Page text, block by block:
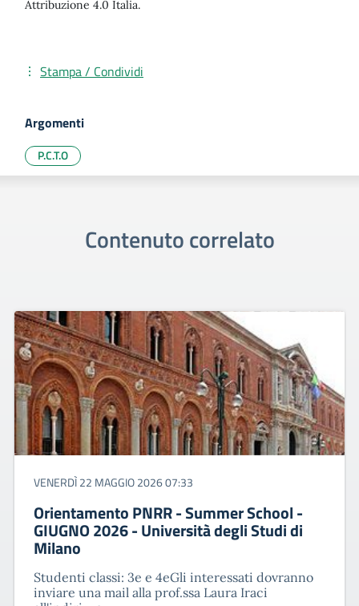
Attribuzione 4.0 Italia.
Stampa / Condividi
Argomenti
P.C.T.O
Contenuto correlato
VENERDÌ 22 MAGGIO 2026 07:33
Orientamento PNRR - Summer School -
GIUGNO 2026 - Università degli Studi di
Milano
Studenti classi: 3e e 4eGli interessati dovranno
inviare una mail alla prof.ssa Laura Iraci